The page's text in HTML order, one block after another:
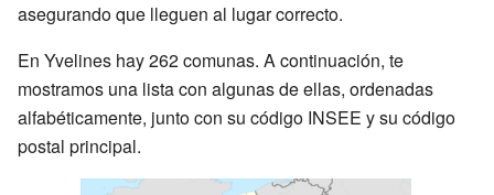
asegurando que lleguen al lugar correcto.
En Yvelines hay 262 comunas. A continuación, te
mostramos una lista con algunas de ellas, ordenadas
alfabéticamente, junto con su código INSEE y su código
postal principal.